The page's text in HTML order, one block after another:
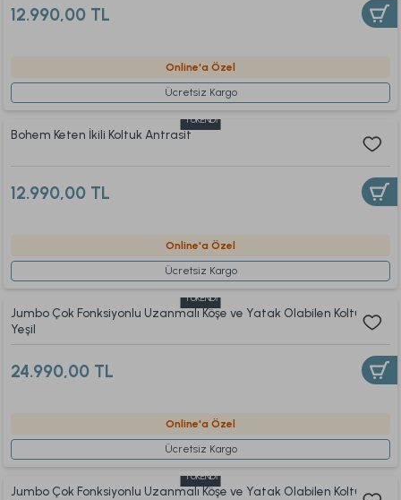
12.990,00 TL
Online'a Özel
Ücretsiz Kargo
TÜKENDİ
Bohem Keten İkili Koltuk Antrasit
12.990,00 TL
Online'a Özel
Ücretsiz Kargo
TÜKENDİ
Jumbo Çok Fonksiyonlu Uzanmalı Köşe ve Yatak Olabilen Koltuk
Yeşil
24.990,00 TL
Online'a Özel
Ücretsiz Kargo
TÜKENDİ
Jumbo Çok Fonksiyonlu Uzanmalı Köşe ve Yatak Olabilen Koltuk